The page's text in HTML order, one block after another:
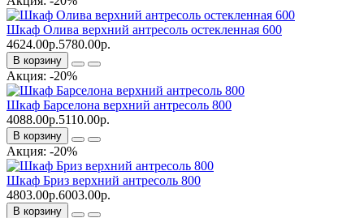
Шкаф Олива верхний антресоль остекленная 600
4624.00р.5780.00р.
В корзину
Акция: -20%
Шкаф Барселона верхний антресоль 800
4088.00р.5110.00р.
В корзину
Акция: -20%
Шкаф Бриз верхний антресоль 800
4803.00р.6003.00р.
В корзину